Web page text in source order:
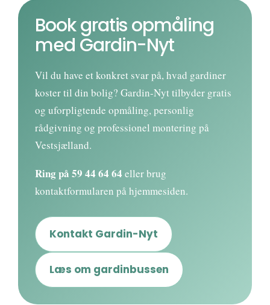
Book gratis opmåling
med Gardin-Nyt
Vil du have et konkret svar på, hvad gardiner
koster til din bolig? Gardin-Nyt tilbyder gratis
og uforpligtende opmåling, personlig
rådgivning og professionel montering på
Vestsjælland.
Ring på 59 44 64 64 eller brug
kontaktformularen på hjemmesiden.
Kontakt Gardin-Nyt
Læs om gardinbussen